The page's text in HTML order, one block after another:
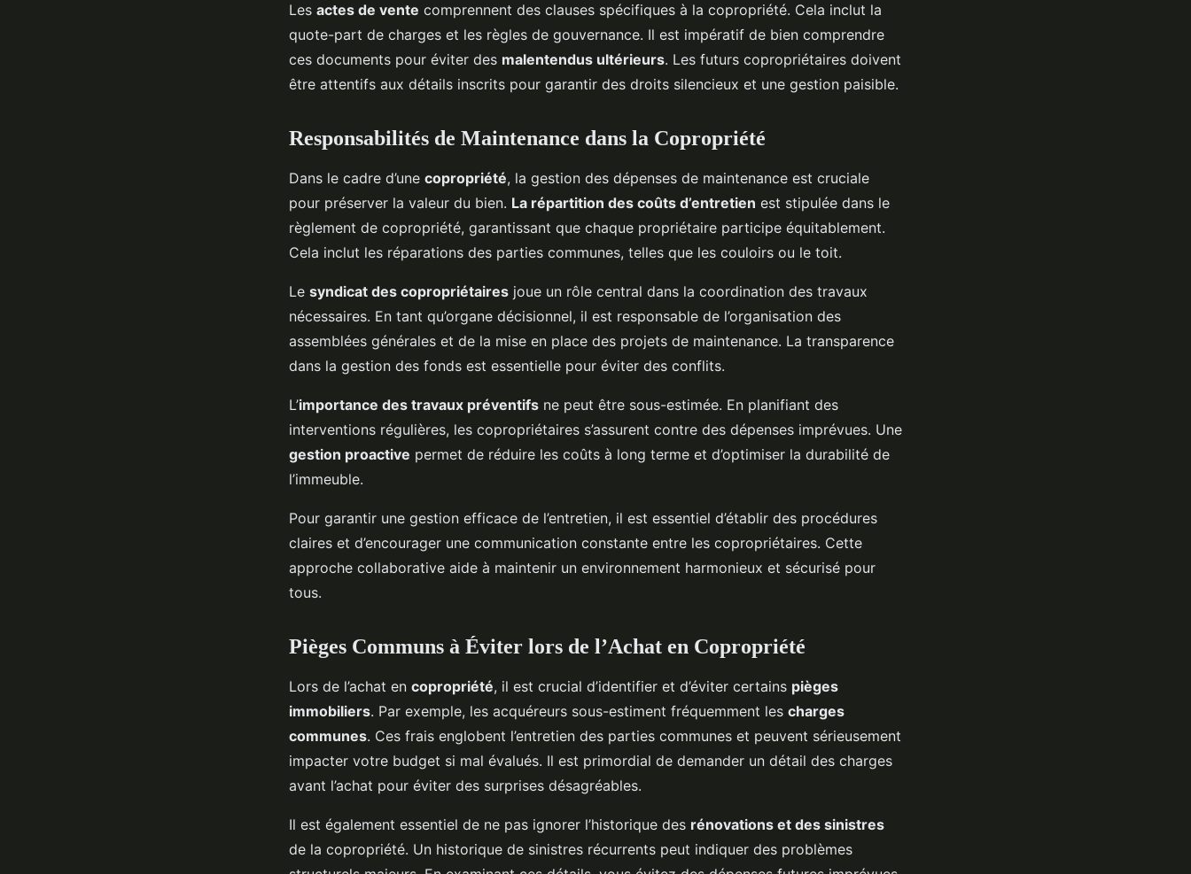
Les actes de vente comprennent des clauses spécifiques à la copropriété. Cela inclut la
quote-part de charges et les règles de gouvernance. Il est impératif de bien comprendre
ces documents pour éviter des malentendus ultérieurs. Les futurs copropriétaires doivent
être attentifs aux détails inscrits pour garantir des droits silencieux et une gestion paisible.
Responsabilités de Maintenance dans la Copropriété
Dans le cadre d’une copropriété, la gestion des dépenses de maintenance est cruciale
pour préserver la valeur du bien. La répartition des coûts d’entretien est stipulée dans le
règlement de copropriété, garantissant que chaque propriétaire participe équitablement.
Cela inclut les réparations des parties communes, telles que les couloirs ou le toit.
Le syndicat des copropriétaires joue un rôle central dans la coordination des travaux
nécessaires. En tant qu’organe décisionnel, il est responsable de l’organisation des
assemblées générales et de la mise en place des projets de maintenance. La transparence
dans la gestion des fonds est essentielle pour éviter des conflits.
L’importance des travaux préventifs ne peut être sous-estimée. En planifiant des
interventions régulières, les copropriétaires s’assurent contre des dépenses imprévues. Une
gestion proactive permet de réduire les coûts à long terme et d’optimiser la durabilité de
l’immeuble.
Pour garantir une gestion efficace de l’entretien, il est essentiel d’établir des procédures
claires et d’encourager une communication constante entre les copropriétaires. Cette
approche collaborative aide à maintenir un environnement harmonieux et sécurisé pour
tous.
Pièges Communs à Éviter lors de l’Achat en Copropriété
Lors de l’achat en copropriété, il est crucial d’identifier et d’éviter certains pièges
immobiliers. Par exemple, les acquéreurs sous-estiment fréquemment les charges
communes. Ces frais englobent l’entretien des parties communes et peuvent sérieusement
impacter votre budget si mal évalués. Il est primordial de demander un détail des charges
avant l’achat pour éviter des surprises désagréables.
Il est également essentiel de ne pas ignorer l’historique des rénovations et des sinistres
de la copropriété. Un historique de sinistres récurrents peut indiquer des problèmes